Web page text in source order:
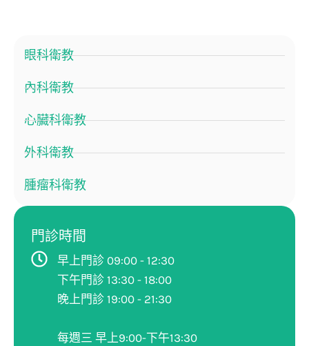
眼科衛教
內科衛教
心臟科衛教
外科衛教
腫瘤科衛教
門診時間
早上門診 09:00 - 12:30
下午門診 13:30 - 18:00
晚上門診 19:00 - 21:30
每週三 早上9:00-下午13:30